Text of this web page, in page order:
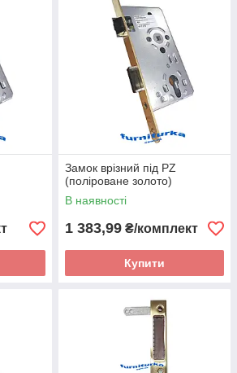
Замок врізний під PZ
(поліроване золото)
В наявності
1 383,99 ₴/комплект
Купити